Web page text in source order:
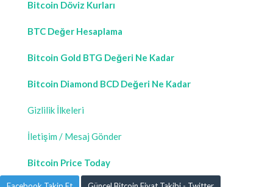
Bitcoin Döviz Kurları
BTC Değer Hesaplama
Bitcoin Gold BTG Değeri Ne Kadar
Bitcoin Diamond BCD Değeri Ne Kadar
Gizlilik İlkeleri
İletişim / Mesaj Gönder
Bitcoin Price Today